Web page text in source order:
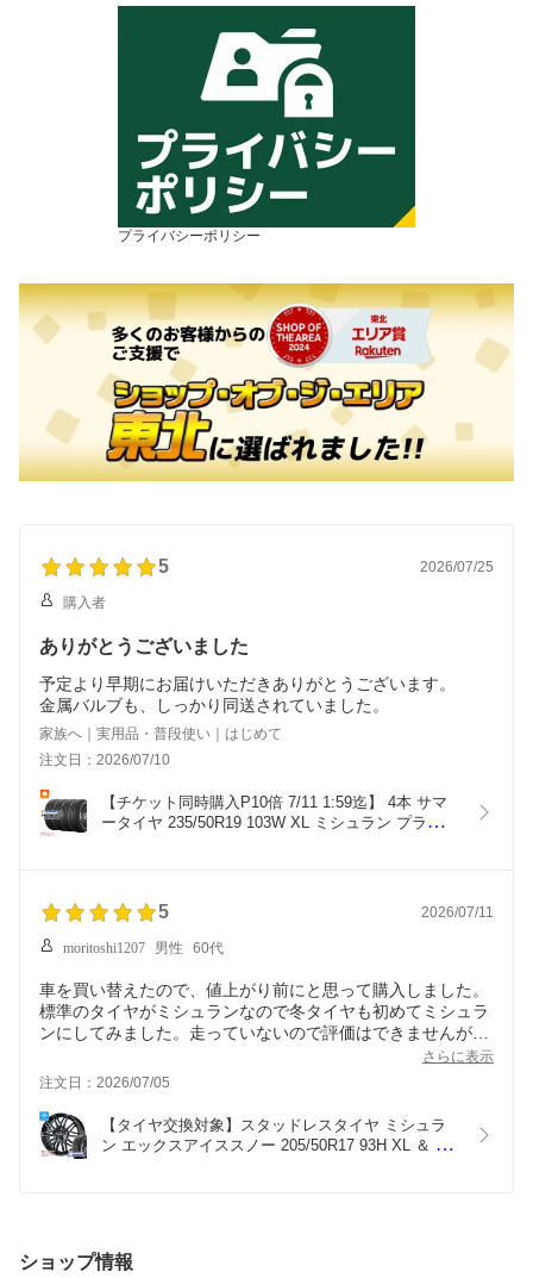
プライバシーポリシー
5 2026/07/25
購入者
ありがとうございました
予定より早期にお届けいただきありがとうございます。
金属バルブも、しっかり同送されていました。
家族へ｜実用品・普段使い｜はじめて
注文日：2026/07/10
【チケット同時購入P10倍 7/11 1:59迄】 4本 サマ
ータイヤ 235/50R19 103W XL ミシュラン プライマ
5 2026/07/11
moritoshi1207 男性 60代
車を買い替えたので、値上がり前にと思って購入しました。
標準のタイヤがミシュランなので冬タイヤも初めてミシュラ
ンにしてみました。走っていないので評価はできませんが、
4本とも3525製造でした。ちょうど１年前の製品でこの値段
なら満足です。
さらに表示
注文日：2026/07/05
【タイヤ交換対象】スタッドレスタイヤ ミシュラ
ン エックスアイススノー 205/50R17 93H XL ＆ シ
ショップ情報